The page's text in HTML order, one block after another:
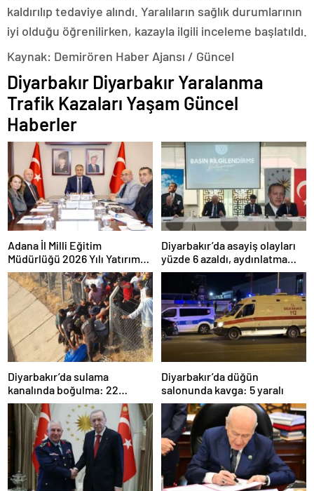
kaldırılıp tedaviye alındı. Yaralıların sağlık durumlarının
iyi olduğu öğrenilirken, kazayla ilgili inceleme başlatıldı.
Kaynak: Demirören Haber Ajansı / Güncel
Diyarbakır Diyarbakır Yaralanma
Trafik Kazaları Yaşam Güncel
Haberler
Adana İl Milli Eğitim
Müdürlüğü 2026 Yılı Yatırım
Programı değerlendirildi
Diyarbakır’da asayiş olayları
yüzde 6 azaldı, aydınlatma
oranı yüzde 98’e yükseldi
Diyarbakır’da sulama
kanalında boğulma: 22
yaşındaki genç hayatını
kaybetti
Diyarbakır’da düğün
salonunda kavga: 5 yaralı